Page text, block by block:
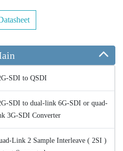
SDI to QSDI
SDI to dual-link 6G-SDI or quad-
3G-SDI Converter
Link 2 Sample Interleave ( 2SI )